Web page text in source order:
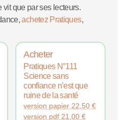
vit que par ses lecteurs.
achetez Pratiques,
Acheter
Pratiques N°111
Science sans
confiance n’est que
ruine de la santé
version papier 22,50€
version pdf 21,00€